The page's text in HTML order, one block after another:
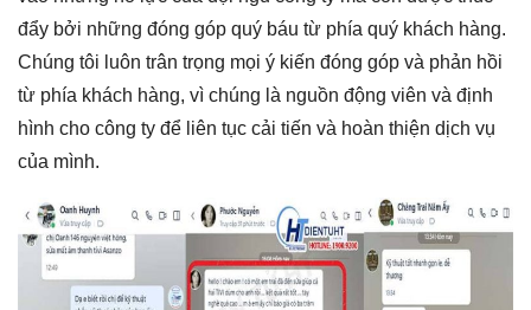
đẩy bởi những đóng góp quý báu từ phía quý khách hàng.
Chúng tôi luôn trân trọng mọi ý kiến đóng góp và phản hồi
từ phía khách hàng, vì chúng là nguồn động viên và định
hình cho công ty để liên tục cải tiến và hoàn thiện dịch vụ
của mình.